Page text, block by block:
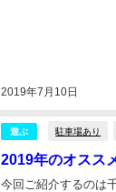
2019年7月10日
遊ぶ 駐車場あり
2019年のオスス
今回ご紹介するのは